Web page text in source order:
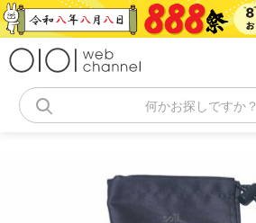
コ
ン
何かお探しですか？